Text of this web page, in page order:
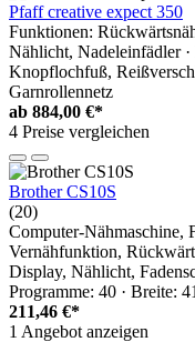
Pfaff creative expect 350
Funktionen:
Nählicht, Nadeleinfädler
Knopflochfuß,
Garnrollennetz
ab 884,00 €*
4 Preise vergleichen
Brother CS10S
(20)
Computer-Nähmaschine,
Vernähfunktion,
Display, Nählicht,
Programme: 40 · Breite:
211,46 €*
1 Angebot anzeigen